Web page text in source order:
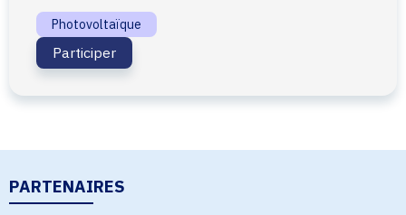
Photovoltaïque
Participer
PARTENAIRES